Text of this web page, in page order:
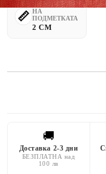
ВИСОЧИНА
НА
ПОДМЕТКАТА
2 CM
🚚
Доставка 2-3 дни
БЕЗПЛАТНА над
100 лв